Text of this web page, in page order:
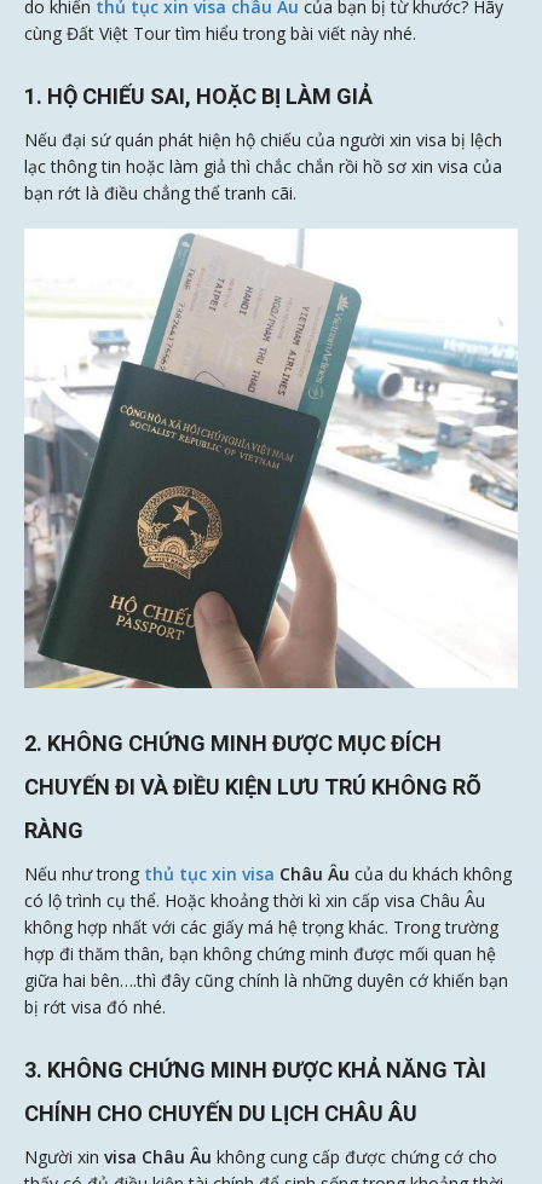
do khiến thủ tục xin visa châu Âu của bạn bị từ khước? Hãy
cùng Đất Việt Tour tìm hiểu trong bài viết này nhé.
1. HỘ CHIẾU SAI, HOẶC BỊ LÀM GIẢ
Nếu đại sứ quán phát hiện hộ chiếu của người xin visa bị lệch
lạc thông tin hoặc làm giả thì chắc chắn rồi hồ sơ xin visa của
bạn rớt là điều chẳng thể tranh cãi.
2. KHÔNG CHỨNG MINH ĐƯỢC MỤC ĐÍCH
CHUYẾN ĐI VÀ ĐIỀU KIỆN LƯU TRÚ KHÔNG RÕ
RÀNG
Nếu như trong thủ tục xin visa Châu Âu của du khách không
có lộ trình cụ thể. Hoặc khoảng thời kì xin cấp visa Châu Âu
không hợp nhất với các giấy má hệ trọng khác. Trong trường
hợp đi thăm thân, bạn không chứng minh được mối quan hệ
giữa hai bên….thì đây cũng chính là những duyên cớ khiến bạn
bị rớt visa đó nhé.
3. KHÔNG CHỨNG MINH ĐƯỢC KHẢ NĂNG TÀI
CHÍNH CHO CHUYẾN DU LỊCH CHÂU ÂU
Người xin visa Châu Âu không cung cấp được chứng cớ cho